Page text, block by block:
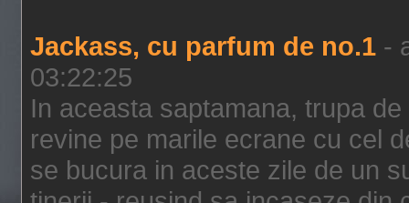
Jackass, cu parfum de no.1 -
03:22:25
In aceasta saptamana, trupa
revine pe marile ecrane cu cel
se bucura in aceste zile de un